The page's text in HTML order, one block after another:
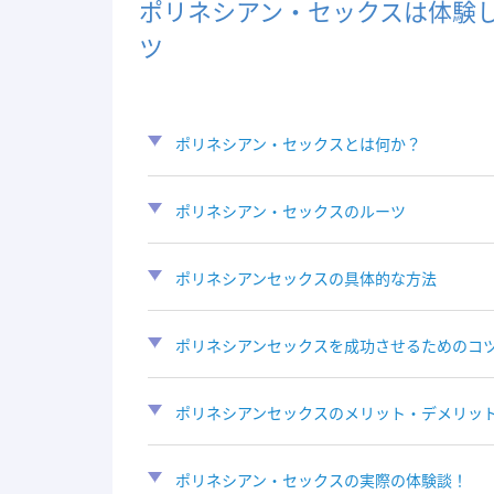
ポリネシアン・セックスは体験
ツ
ポリネシアン・セックスとは何か？
ポリネシアン・セックスのルーツ
ポリネシアンセックスの具体的な方法
ポリネシアンセックスを成功させるためのコ
ポリネシアンセックスのメリット・デメリッ
ポリネシアン・セックスの実際の体験談！